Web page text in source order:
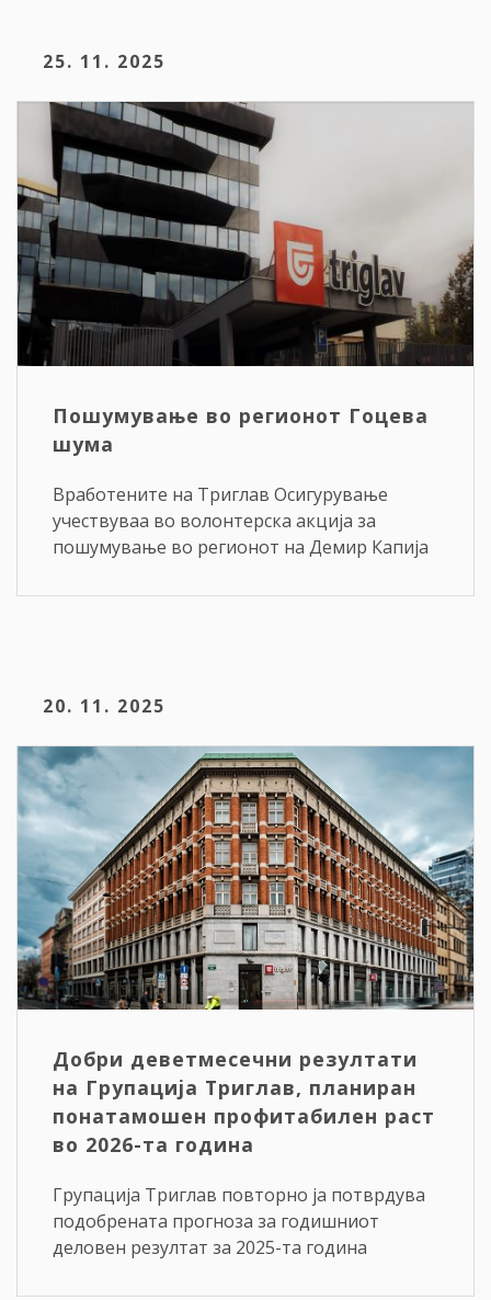
25. 11. 2025
Пошумување во регионот Гоцева
шума
Вработените на Триглав Осигурување
учествуваа во волонтерска акција за
пошумување во регионот на Демир Капија
20. 11. 2025
Добри деветмесечни резултати
на Групација Триглав, планиран
понатамошен профитабилен раст
во 2026-та година
Групација Триглав повторно ја потврдува
подобрената прогноза за годишниот
деловен резултат за 2025-та година